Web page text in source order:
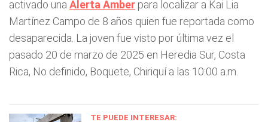
activado una Alerta Amber para localizar a Kai Lia
Martínez Campo de 8 años quien fue reportada como
desaparecida. La joven fue visto por última vez el
pasado 20 de marzo de 2025 en Heredia Sur, Costa
Rica, No definido, Boquete, Chiriquí a las 10:00 a.m.
TE PUEDE INTERESAR: